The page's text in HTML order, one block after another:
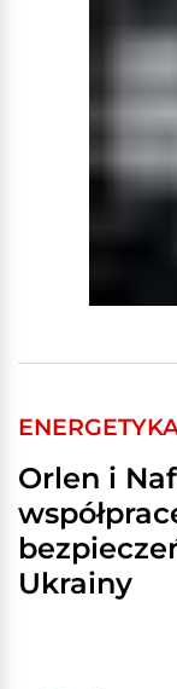
Orlen i
Ukrainy